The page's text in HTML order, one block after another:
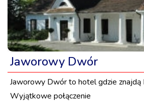
Jaworowy Dwór
Jaworowy Dwór to hotel gdzie
Wyjątkowe połączenie